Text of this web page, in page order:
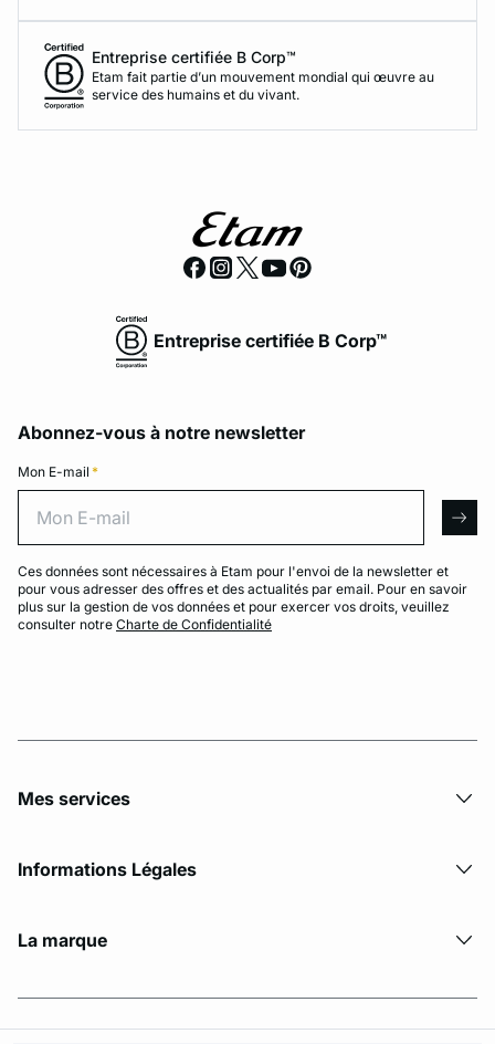
Entreprise certifiée B Corp™
Etam fait partie d’un mouvement mondial qui œuvre au
service des humains et du vivant.
Entreprise certifiée B Corp™
Abonnez-vous à notre newsletter
Mon E-mail *
Ces données sont nécessaires à Etam pour l'envoi de la newsletter et
pour vous adresser des offres et des actualités par email. Pour en savoir
plus sur la gestion de vos données et pour exercer vos droits, veuillez
consulter notre Charte de Confidentialité
Mes services
Informations Légales
La marque